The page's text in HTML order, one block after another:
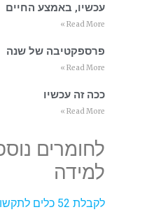
עכשיו, באמצע החיים
Read More »
פרספקטיבה של שנה
Read More »
ככה זה עכשיו
Read More »
לחומרים
למידה
לקבלת 52